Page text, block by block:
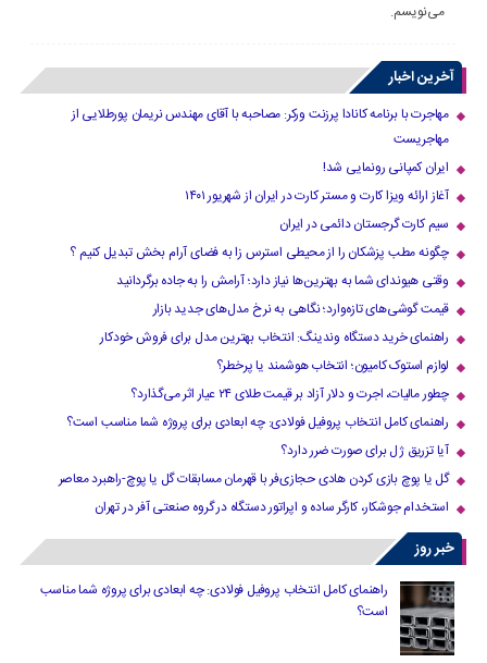
می‌نویسم.
آخرین اخبار
مهاجرت با برنامه کانادا پرزنت ورکر: مصاحبه با آقای مهندس نریمان پورطلایی از
مهاجریست
ایران کمپانی رونمایی شد!
آغاز ارائه ویزا کارت و مستر کارت در ایران از شهریور ۱۴۰۱
سیم کارت گرجستان دائمی در ایران
چگونه مطب پزشکان را از محیطی استرس زا به فضای آرام بخش تبدیل کنیم ؟
وقتی هیوندای شما به بهترین‌ها نیاز دارد؛ آرامش را به جاده برگردانید
قیمت گوشی‌های تازه‌وارد؛ نگاهی به نرخ مدل‌های جدید بازار
راهنمای خرید دستگاه وندینگ: انتخاب بهترین مدل برای فروش خودکار
لوازم استوک کامیون؛ انتخاب هوشمند یا پرخطر؟
چطور مالیات، اجرت و دلار آزاد بر قیمت طلای ۲۴ عیار اثر می‌گذارد؟
راهنمای کامل انتخاب پروفیل فولادی: چه ابعادی برای پروژه شما مناسب است؟
آیا تزریق ژل برای صورت ضرر دارد​؟
گل یا پوچ بازی کردن هادی حجازی‌فر با قهرمان مسابقات گل یا پوچ-راهبرد معاصر
استخدام جوشکار، کارگر ساده و اپراتور دستگاه در گروه صنعتی آفر در تهران
خبر روز
راهنمای کامل انتخاب پروفیل فولادی: چه ابعادی برای پروژه شما مناسب
است؟